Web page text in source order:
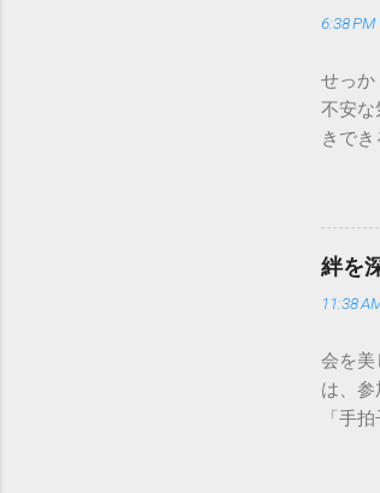
6:38 PM
せっか
不安な
きで
は、
解説し
に重
少し異
ント
わせ
ある
（伝
テー
絆を
11:38
会を美
は、
「手
解説